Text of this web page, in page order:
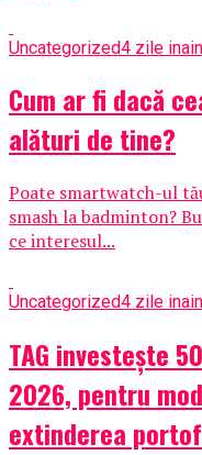
Uncategorized4 zile
Cum ar fi dacă
alături de tine?
Poate smartwatch-ul
smash la badminton?
ce interesul...
Uncategorized4 zile
TAG investește
2026, pentru
extinderea